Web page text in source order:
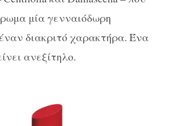
μία γενναιόδωρη
διακριτό χαρακτήρα. Ένα
ανεξίτηλο.